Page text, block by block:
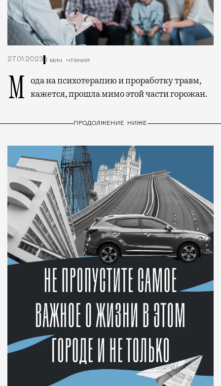
27.01.2023 1 мин. чтения
Мода на психотерапию и проработку травм, кажется, прошла мимо этой части горожан.
ПРОДОЛЖЕНИЕ НИЖЕ